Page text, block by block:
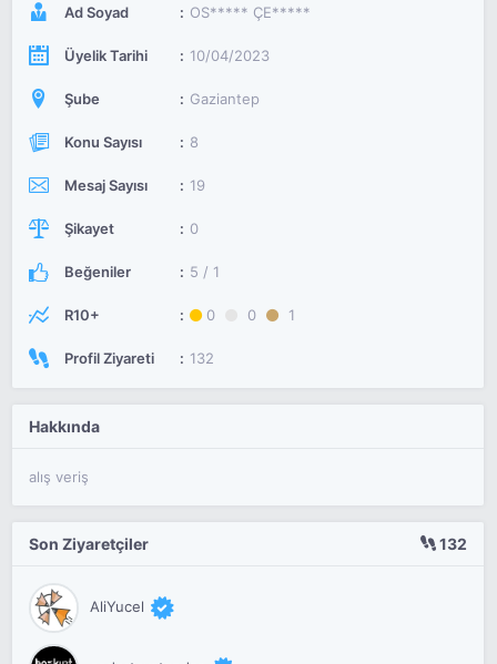
Ad Soyad OS***** ÇE*****
Üyelik Tarihi 10/04/2023
Şube Gaziantep
Konu Sayısı 8
Mesaj Sayısı 19
Şikayet 0
Beğeniler 5 / 1
R10+ 0 0 1
Profil Ziyareti 132
Hakkında
alış veriş
Son Ziyaretçiler 132
AliYucel